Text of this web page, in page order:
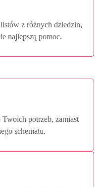
z różnych dziedzin,
najlepszą pomoc.
potrzeb, zamiast
schematu.